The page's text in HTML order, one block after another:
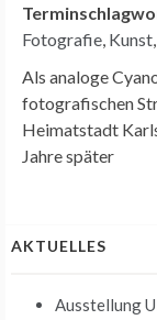
Fotografie, Kunst,
Als analoge
fotografischen
Heimatstadt
Jahre später
AKTUELLES
Ausstellung